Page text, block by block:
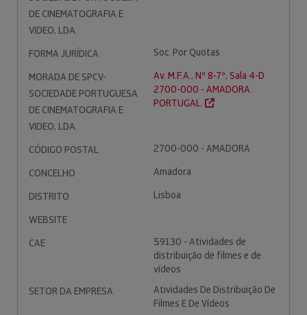
DE CINEMATOGRAFIA E
VIDEO, LDA.
FORMA JURÍDICA
Soc. Por Quotas
MORADA DE SPCV-
SOCIEDADE PORTUGUESA
DE CINEMATOGRAFIA E
VIDEO, LDA.
Av. M.F.A., Nº 8-7º, Sala 4-D
2700-000 - AMADORA.
PORTUGAL.
CÓDIGO POSTAL
2700-000 - AMADORA
CONCELHO
Amadora
DISTRITO
Lisboa
WEBSITE
CAE
59130 - Atividades de
distribuição de filmes e de
vídeos
SETOR DA EMPRESA
Atividades De Distribuição De
Filmes E De Vídeos